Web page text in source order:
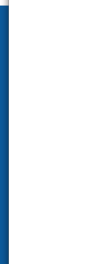
84307
Telefon. +49 (0)